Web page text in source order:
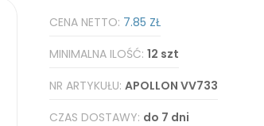
CENA NETTO: 7.85 ZŁ
MINIMALNA ILOŚĆ: 12 szt
NR ARTYKUŁU: APOLLON VV733
CZAS DOSTAWY: do 7 dni